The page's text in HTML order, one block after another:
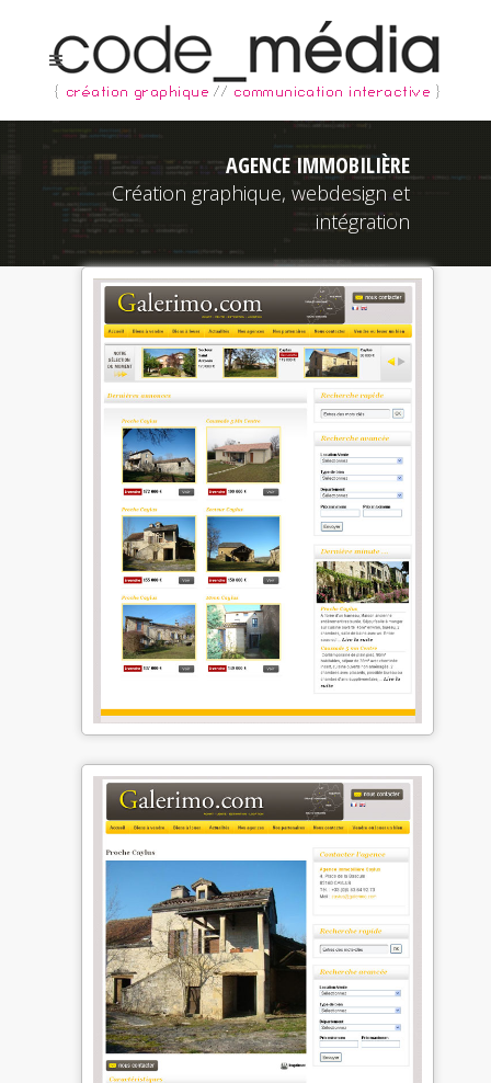
AGENCE IMMOBILIÈRE
Création graphique, webdesign et
intégration